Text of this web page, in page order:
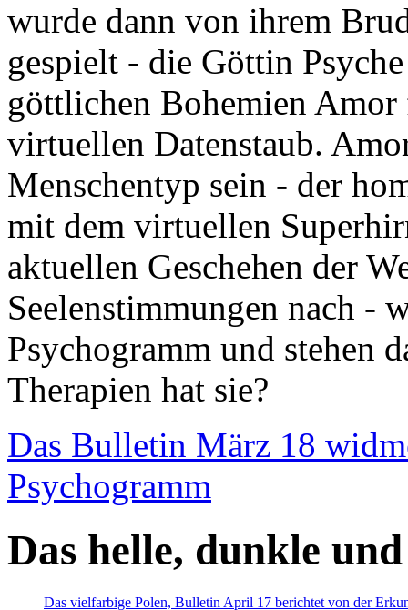
wurde dann von ihrem
gespielt - die Göttin
göttlichen Bohemien
virtuellen Datenstaub.
Menschentyp sein - der
mit dem virtuellen
aktuellen Geschehen der
Seelenstimmungen nach -
Psychogramm und stehen
Therapien hat sie?
Das Bulletin März 18
Psychogramm
Das helle, dunkle
Das vielfarbige Polen, Bulletin April 17 berichtet von der